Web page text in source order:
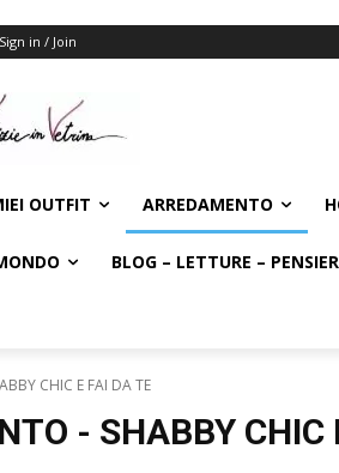
Sign in / Join
OUTFIT ARREDAMENTO
BLOG – LETTURE –
CHIC E FAI DA TE
- SHABBY CHIC